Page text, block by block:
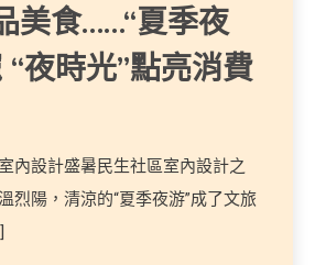
美食……“夏季夜
“夜時光”點亮消費
內設計盛暑民生社區室內設計之
烈陽，清涼的“夏季夜游”成了文旅